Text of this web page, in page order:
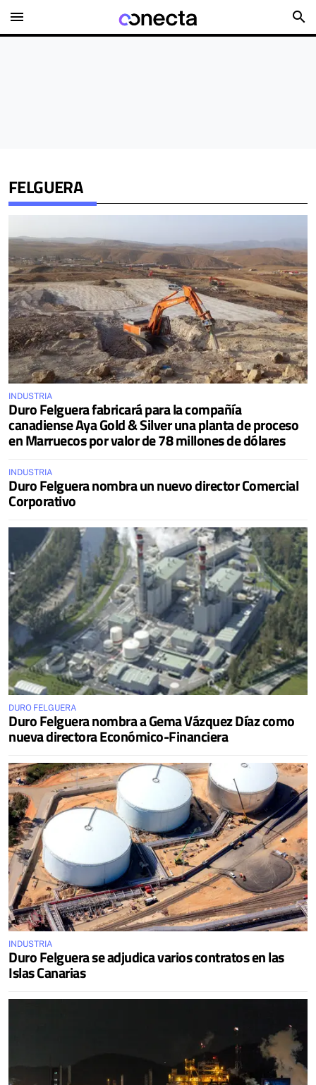
menu search
FELGUERA
INDUSTRIA
Duro Felguera fabricará para la compañía
canadiense Aya Gold & Silver una planta de proceso
en Marruecos por valor de 78 millones de dólares
INDUSTRIA
Duro Felguera nombra un nuevo director Comercial
Corporativo
DURO FELGUERA
Duro Felguera nombra a Gema Vázquez Díaz como
nueva directora Económico-Financiera
INDUSTRIA
Duro Felguera se adjudica varios contratos en las
Islas Canarias